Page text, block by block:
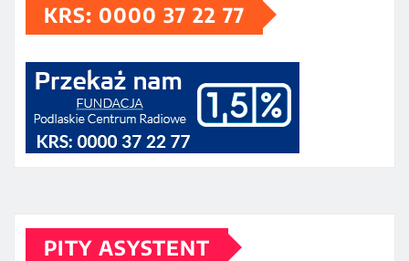
KRS: 0000 37 22 77
PITY ASYSTENT